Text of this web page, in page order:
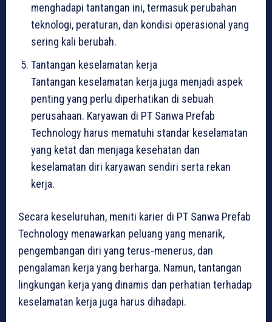
menghadapi tantangan ini, termasuk perubahan
teknologi, peraturan, dan kondisi operasional yang
sering kali berubah.
Tantangan keselamatan kerja
Tantangan keselamatan kerja juga menjadi aspek
penting yang perlu diperhatikan di sebuah
perusahaan. Karyawan di PT Sanwa Prefab
Technology harus mematuhi standar keselamatan
yang ketat dan menjaga kesehatan dan
keselamatan diri karyawan sendiri serta rekan
kerja.
Secara keseluruhan, meniti karier di PT Sanwa Prefab
Technology menawarkan peluang yang menarik,
pengembangan diri yang terus-menerus, dan
pengalaman kerja yang berharga. Namun, tantangan
lingkungan kerja yang dinamis dan perhatian terhadap
keselamatan kerja juga harus dihadapi.